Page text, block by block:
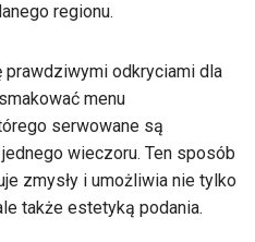
regionu.
prawdziwymi odkryciami dla
menu
serwowane są
wieczoru. Ten sposób
zmysły i umożliwia nie tylko
także estetyką podania.